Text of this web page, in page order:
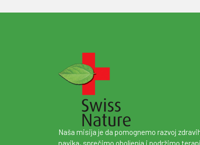
Naša misija je da pomognemo razvoj
navika, sprečimo oboljenja i podržimo